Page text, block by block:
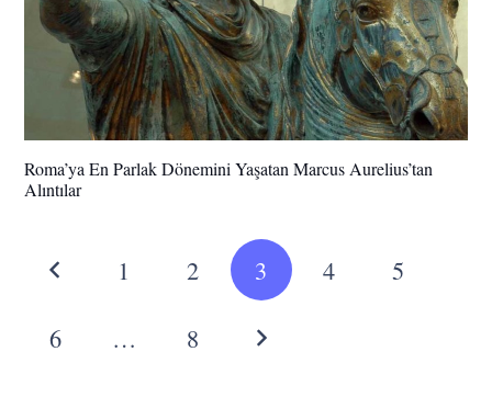
Roma’ya En Parlak Dönemini Yaşatan Marcus Aurelius’tan
Alıntılar
1 2 3 4 5
6 … 8